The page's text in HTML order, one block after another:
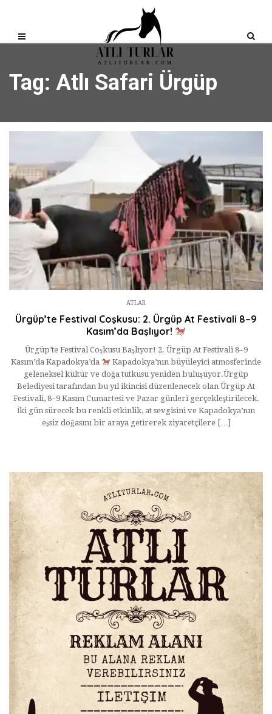
Tag: Atlı Safari Ürgüp
ATLAR
Ürgüp’te Festival Coşkusu: 2. Ürgüp At Festivali 8–9
Kasım’da Başlıyor!
Ürgüp’te Festival Coşkusu Başlıyor! 2. Ürgüp At Festivali 8–9
Kasım’da Kapadokya’da
Kapadokya’nın büyüleyici atmosferinde
geleneksel kültür ve doğa tutkusu yeniden buluşuyor.Ürgüp
Belediyesi tarafından bu yıl ikincisi düzenlenecek olan Ürgüp At
Festivali, 8–9 Kasım Cumartesi ve Pazar günleri gerçekleştirilecek.
İki gün sürecek bu renkli etkinlik, at sevgisini ve Kapadokya’nın
eşsiz doğasını bir araya getirerek ziyaretçilere […]